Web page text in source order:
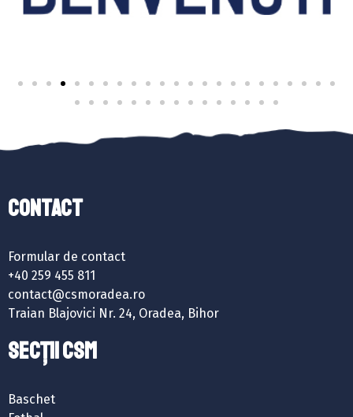
Contact
Formular de contact
+40 259 455 811
contact@csmoradea.ro
Traian Blajovici Nr. 24, Oradea, Bihor
SECȚII CSM
Baschet